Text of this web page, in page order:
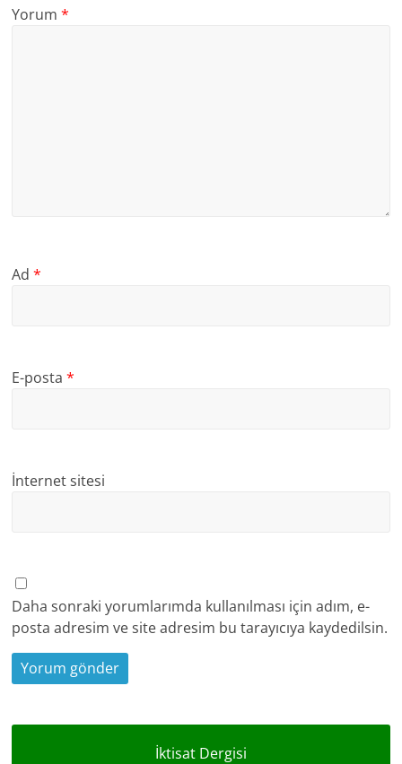
Yorum*
Ad*
E-posta*
İnternet sitesi
Daha sonraki yorumlarımda kullanılması için adım, e-
posta adresim ve site adresim bu tarayıcıya kaydedilsin.
İktisat Dergisi